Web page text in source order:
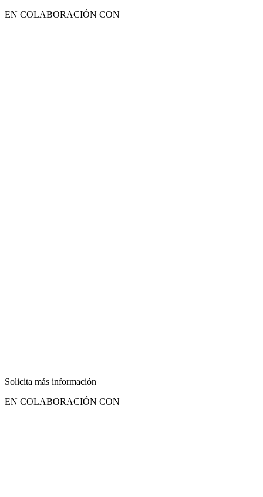
EN COLABORACIÓN CON
Solicita más información
EN COLABORACIÓN CON